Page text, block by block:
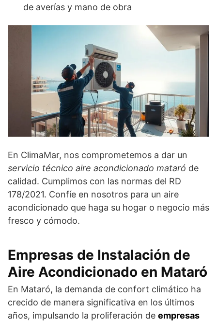
de averías y mano de obra
En ClimaMar, nos comprometemos a dar un
servicio técnico aire acondicionado mataró de
calidad. Cumplimos con las normas del RD
178/2021. Confíe en nosotros para un aire
acondicionado que haga su hogar o negocio más
fresco y cómodo.
Empresas de Instalación de
Aire Acondicionado en Mataró
En Mataró, la demanda de confort climático ha
crecido de manera significativa en los últimos
años, impulsando la proliferación de empresas